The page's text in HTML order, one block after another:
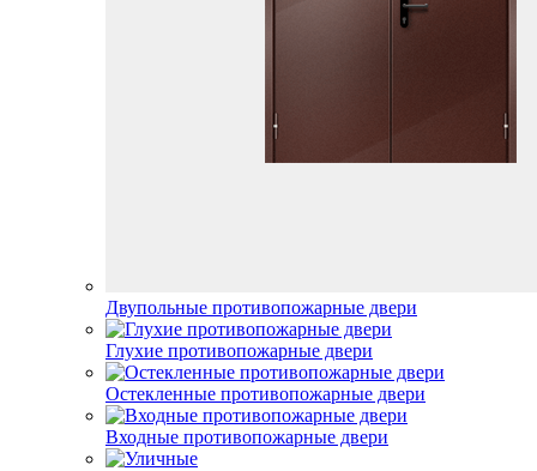
Двупольные противопожарные двери
Глухие противопожарные двери
Остекленные противопожарные двери
Входные противопожарные двери